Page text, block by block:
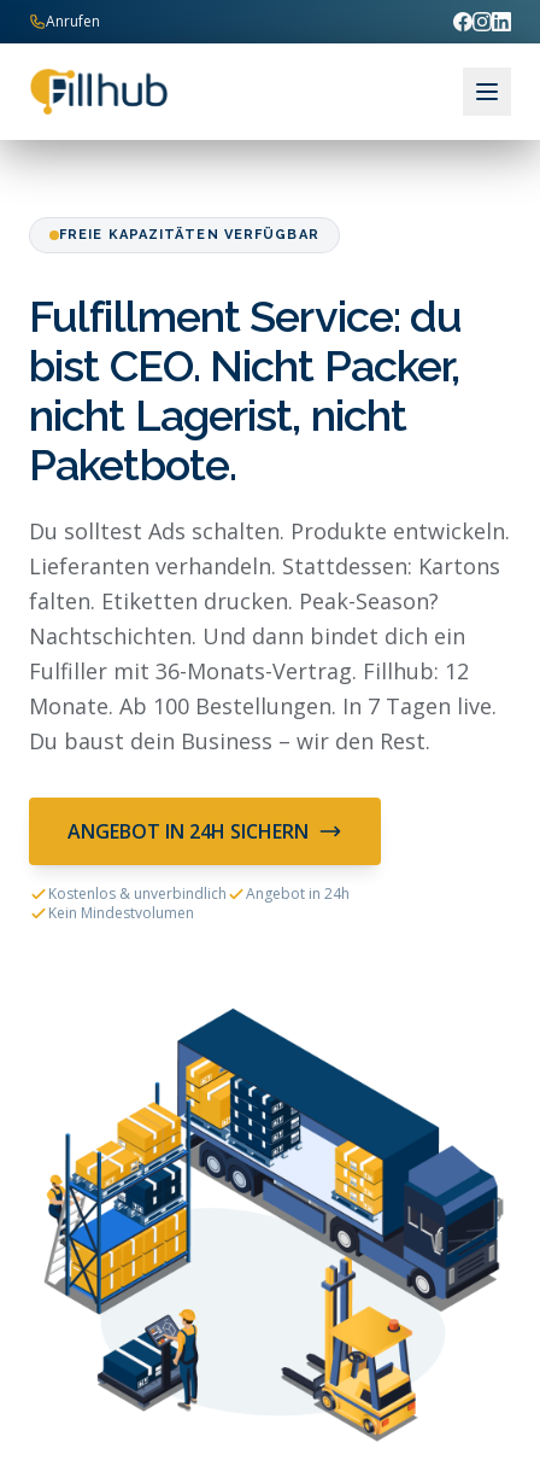
Zum Inhalt springen
Anrufen
FREIE KAPAZITÄTEN VERFÜGBAR
Fulfillment Service: du
bist CEO. Nicht Packer,
nicht Lagerist, nicht
Paketbote.
Du solltest Ads schalten. Produkte entwickeln.
Lieferanten verhandeln. Stattdessen: Kartons
falten. Etiketten drucken. Peak-Season?
Nachtschichten. Und dann bindet dich ein
Fulfiller mit 36-Monats-Vertrag. Fillhub: 12
Monate. Ab 100 Bestellungen. In 7 Tagen live.
Du baust dein Business – wir den Rest.
ANGEBOT IN 24H SICHERN
Kostenlos & unverbindlich
Angebot in 24h
Kein Mindestvolumen